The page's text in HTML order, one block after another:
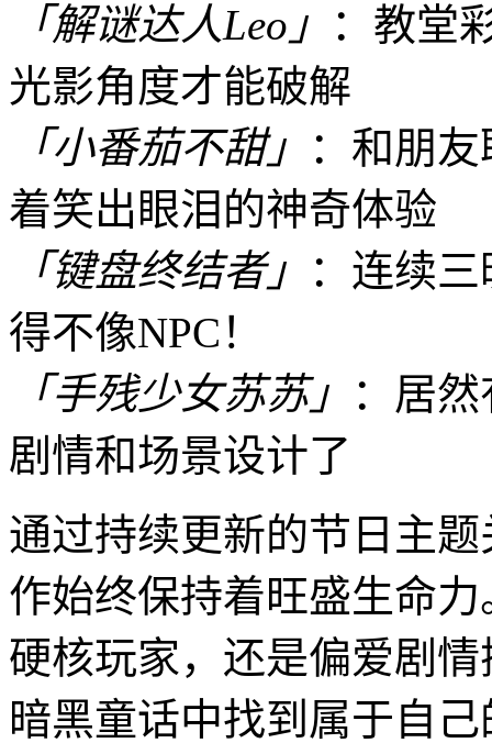
「解谜达人Leo」
：教堂
光影角度才能破解
「小番茄不甜」
：和朋
着笑出眼泪的神奇体验
「键盘终结者」
：连续
得不像NPC！
「手残少女苏苏」
：居
剧情和场景设计了
通过持续更新的节日主
作始终保持着旺盛生命
硬核玩家，还是偏爱剧
暗黑童话中找到属于自